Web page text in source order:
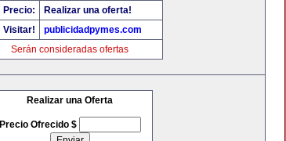
Precio:
Realizar una oferta!
Visitar!
publicidadpymes.com
Serán consideradas ofertas
Realizar una Oferta
Precio Ofrecido $